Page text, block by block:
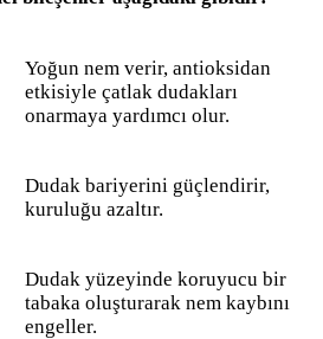
Yoğun nem verir, antioksidan
etkisiyle çatlak dudakları
onarmaya yardımcı olur.
Dudak bariyerini güçlendirir,
kuruluğu azaltır.
Dudak yüzeyinde koruyucu bir
tabaka oluşturarak nem kaybını
engeller.